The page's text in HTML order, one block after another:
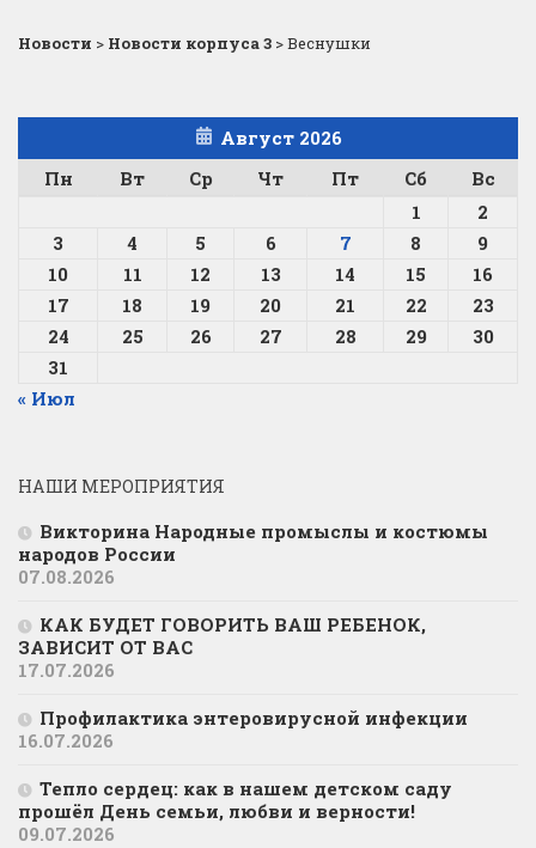
Новости > Новости корпуса 3 >Веснушки
Август 2026
Пн
Вт Ср Чт Пт Сб
Вс
1
2
3
4 5 6 7 8
9
10
11 12 13 14 15
16
17
18 19 20 21 22
23
24
25 26 27 28 29
30
31
« Июл
НАШИ МЕРОПРИЯТИЯ
Викторина Народные промыслы и костюмы
народов России
07.08.2026
КАК БУДЕТ ГОВОРИТЬ ВАШ РЕБЕНОК,
ЗАВИСИТ ОТ ВАС
17.07.2026
Профилактика энтеровирусной инфекции
16.07.2026
Тепло сердец: как в нашем детском саду
прошёл День семьи, любви и верности!
09.07.2026